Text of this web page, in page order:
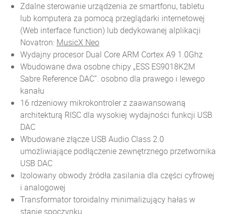
Zdalne sterowanie urządzenia ze smartfonu, tabletu
lub komputera za pomocą przeglądarki internetowej
(Web interface function) lub dedykowanej alplikacji
Novatron: MusicX Neo
Wydajny procesor Dual Core ARM Cortex A9 1.0Ghz
Wbudowane dwa osobne chipy „ESS ES9018K2M
Sabre Reference DAC”. osobno dla prawego i lewego
kanału
16 rdzeniowy mikrokontroler z zaawansowaną
architekturą RISC dla wysokiej wydajności funkcji USB
DAC
Wbudowane złącze USB Audio Class 2.0
umożliwiające podłączenie zewnętrznego przetwornika
USB DAC
Izolowany obwody źródła zasilania dla części cyfrowej
i analogowej
Transformator toroidalny minimalizujący hałas w
stanie spoczynku